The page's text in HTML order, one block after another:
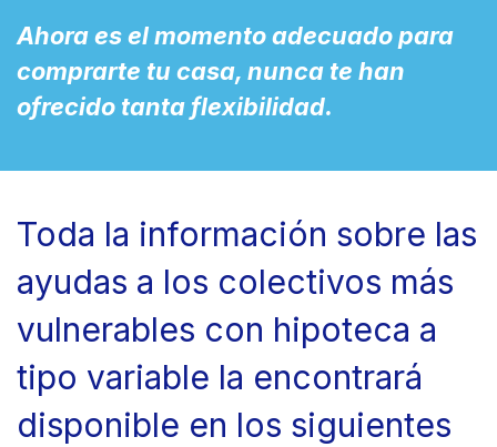
Ahora es el momento adecuado para
comprarte tu casa, nunca te han
ofrecido tanta flexibilidad.
Toda la información sobre las
ayudas a los colectivos más
vulnerables con hipoteca a
tipo variable la encontrará
disponible en los siguientes